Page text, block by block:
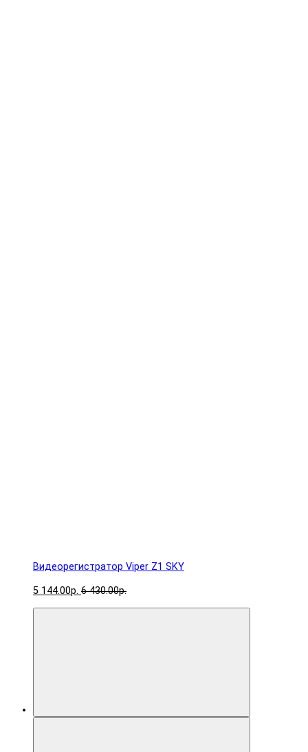
Видеорегистратор Viper Z1 SKY
5 144.00р. 6 430.00р.